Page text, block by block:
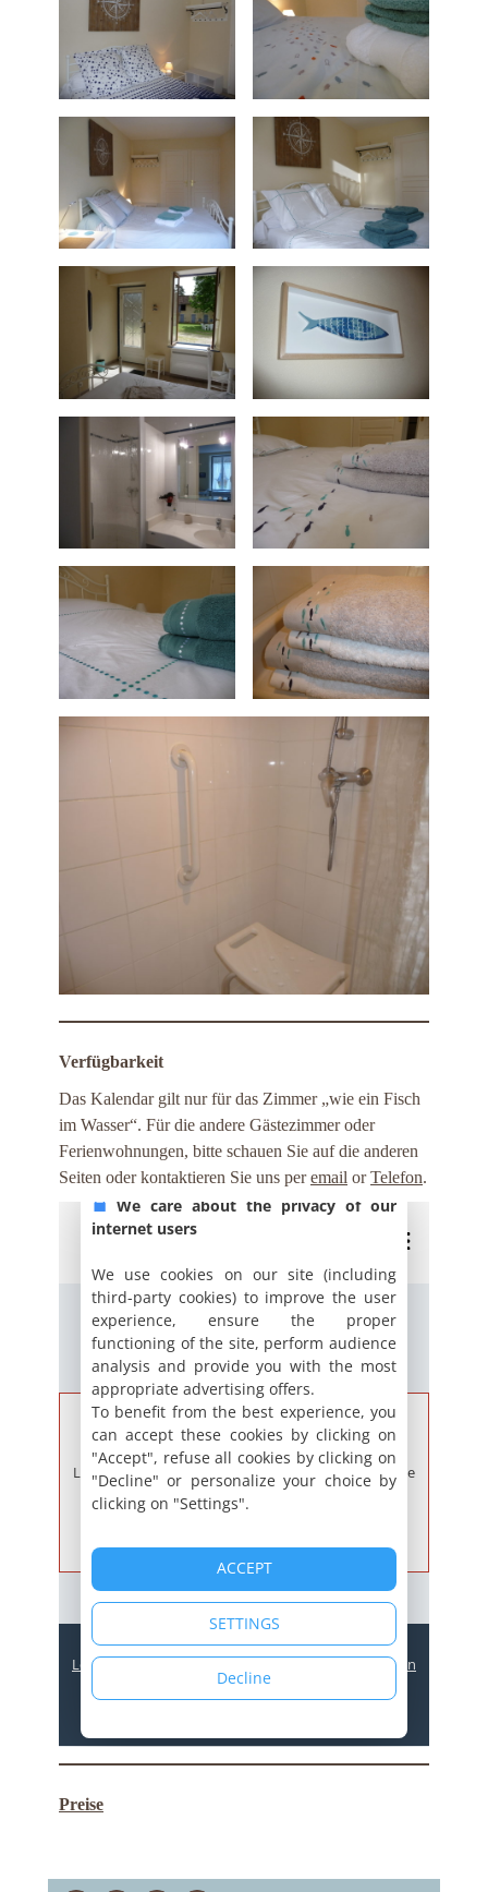
Verfügbarkeit
Das Kalendar gilt nur für das Zimmer „wie ein Fisch
im Wasser“. Für die andere Gästezimmer oder
Ferienwohnungen, bitte schauen Sie auf die anderen
Seiten oder kontaktieren Sie uns peremail orTelefon.
Preise